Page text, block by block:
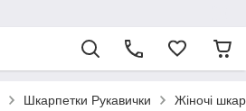
Шкарпетки Рукавички Жіночі